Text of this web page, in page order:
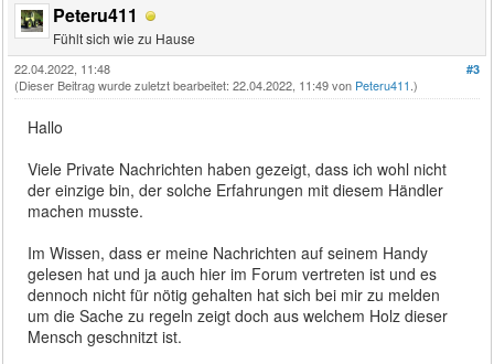
Peteru411
Fühlt sich wie zu Hause
#3
22.04.2022, 11:48
(Dieser Beitrag wurde zuletzt bearbeitet: 22.04.2022, 11:49 von Peteru411 .)
Hallo
Viele Private Nachrichten haben gezeigt, dass ich wohl nicht
der einzige bin, der solche Erfahrungen mit diesem Händler
machen musste.
Im Wissen, dass er meine Nachrichten auf seinem Handy
gelesen hat und ja auch hier im Forum vertreten ist und es
dennoch nicht für nötig gehalten hat sich bei mir zu melden
um die Sache zu regeln zeigt doch aus welchem Holz dieser
Mensch geschnitzt ist.